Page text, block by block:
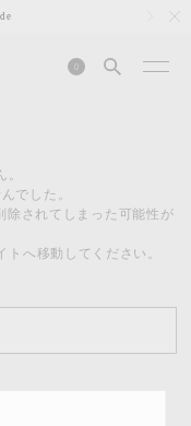
0
でした。
除されてしまった可能性が
へ移動してください。